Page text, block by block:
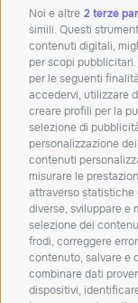
Noi e altre 2 terze
simili. Questi
contenuti digitali,
per scopi
per le seguenti
accedervi, utilizzare
creare profili per la
selezione di
personalizzazione
contenuti
misurare le
attraverso statistiche
diverse, sviluppare e
selezione dei
frodi, correggere
contenuto, salvare e
combinare dati
dispositivi,
Tel:+390512913011
Mail:
Orari: Lun – Ven
Resta
approfondimenti
Dichiaro di aver